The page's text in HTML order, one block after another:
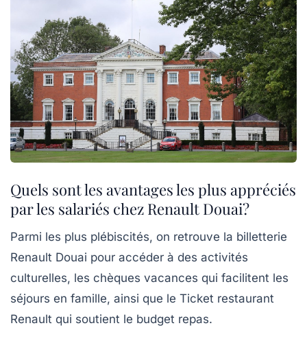
Quels sont les avantages les plus appréciés
par les salariés chez Renault Douai?
Parmi les plus plébiscités, on retrouve la billetterie
Renault Douai pour accéder à des activités
culturelles, les chèques vacances qui facilitent les
séjours en famille, ainsi que le Ticket restaurant
Renault qui soutient le budget repas.